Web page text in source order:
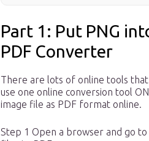
Part 1: Put PNG
PDF Converter
There are lots of online tools
use one online conversion tool
image file as PDF format online.
Step 1 Open a browser and go